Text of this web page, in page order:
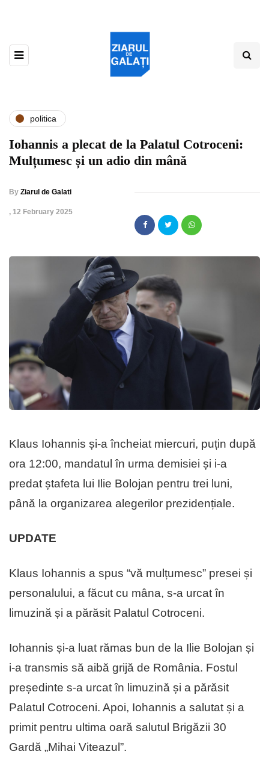
politica
Iohannis a plecat de la Palatul Cotroceni:
Mulțumesc și un adio din mână
By Ziarul de Galati
, 12 February 2025
Klaus Iohannis și-a încheiat miercuri, puțin după
ora 12:00, mandatul în urma demisiei și i-a
predat ștafeta lui Ilie Bolojan pentru trei luni,
până la organizarea alegerilor prezidențiale.
UPDATE
Klaus Iohannis a spus “vă mulțumesc” presei și
personalului, a făcut cu mâna, s-a urcat în
limuzină și a părăsit Palatul Cotroceni.
Iohannis și-a luat rămas bun de la Ilie Bolojan și
i-a transmis să aibă grijă de România. Fostul
președinte s-a urcat în limuzină și a părăsit
Palatul Cotroceni. Apoi, Iohannis a salutat și a
primit pentru ultima oară salutul Brigăzii 30
Gardă „Mihai Viteazul”.